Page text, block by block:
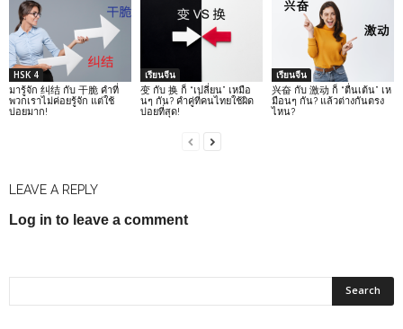
HSK 4
มารู้จัก 纠结 กับ 干脆 คำที่
พวกเราไม่ค่อยรู้จัก แต่ใช้
บ่อยมาก!
เรียนจีน
变 กับ 换 ก็ “เปลี่ยน” เหมือ
นๆ กัน? คำคู่ที่คนไทยใช้ผิด
บ่อยที่สุด!
เรียนจีน
兴奋 กับ 激动 ก็ “ตื่นเต้น” เห
มือนๆ กัน? แล้วต่างกันตรง
ไหน?
LEAVE A REPLY
Log in to leave a comment